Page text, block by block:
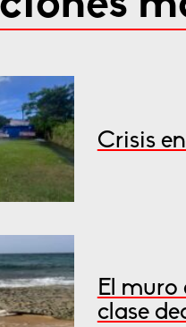
Crisis
El muro
clase